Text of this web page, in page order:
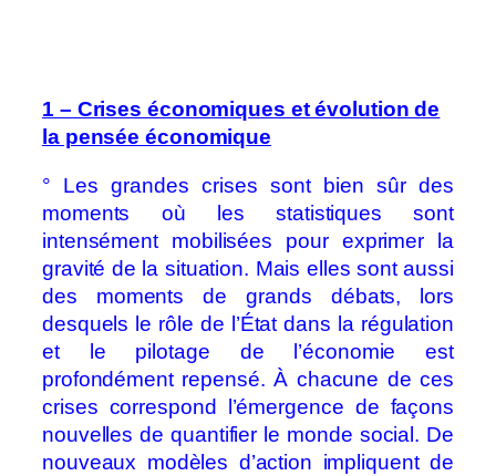
1 – Crises économiques et évolution de
la pensée économique
° Les grandes crises sont bien sûr des
moments où les statistiques sont
intensément mobilisées pour exprimer la
gravité de la situation. Mais elles sont aussi
des moments de grands débats, lors
desquels le rôle de l’État dans la régulation
et le pilotage de l’économie est
profondément repensé. À chacune de ces
crises correspond l’émergence de façons
nouvelles de quantifier le monde social. De
nouveaux modèles d’action impliquent de